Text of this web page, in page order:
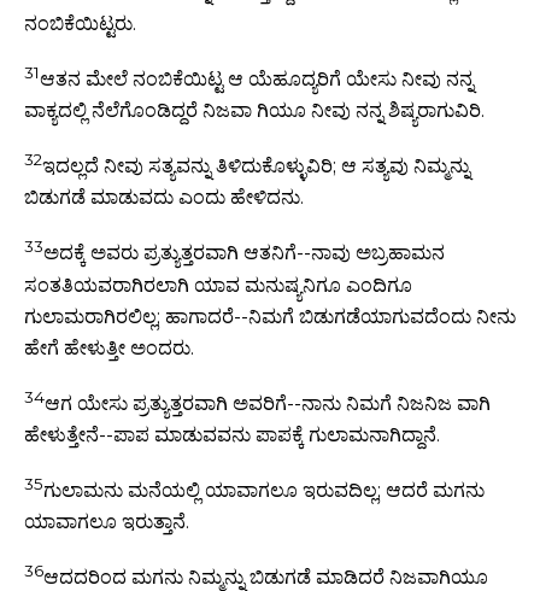
ನಂಬಿಕೆಯಿಟ್ಟರು.
31ಆತನ ಮೇಲೆ ನಂಬಿಕೆಯಿಟ್ಟ ಆ ಯೆಹೂದ್ಯರಿಗೆ ಯೇಸು ನೀವು ನನ್ನ
ವಾಕ್ಯದಲ್ಲಿ ನೆಲೆಗೊಂಡಿದ್ದರೆ ನಿಜವಾ ಗಿಯೂ ನೀವು ನನ್ನ ಶಿಷ್ಯರಾಗುವಿರಿ.
32ಇದಲ್ಲದೆ ನೀವು ಸತ್ಯವನ್ನು ತಿಳಿದುಕೊಳ್ಳುವಿರಿ; ಆ ಸತ್ಯವು ನಿಮ್ಮನ್ನು
ಬಿಡುಗಡೆ ಮಾಡುವದು ಎಂದು ಹೇಳಿದನು.
33ಅದಕ್ಕೆ ಅವರು ಪ್ರತ್ಯುತ್ತರವಾಗಿ ಆತನಿಗೆ--ನಾವು ಅಬ್ರಹಾಮನ
ಸಂತತಿಯವರಾಗಿರಲಾಗಿ ಯಾವ ಮನುಷ್ಯನಿಗೂ ಎಂದಿಗೂ
ಗುಲಾಮರಾಗಿರಲಿಲ್ಲ; ಹಾಗಾದರೆ--ನಿಮಗೆ ಬಿಡುಗಡೆಯಾಗುವದೆಂದು ನೀನು
ಹೇಗೆ ಹೇಳುತ್ತೀ ಅಂದರು.
34ಆಗ ಯೇಸು ಪ್ರತ್ಯುತ್ತರವಾಗಿ ಅವರಿಗೆ--ನಾನು ನಿಮಗೆ ನಿಜನಿಜ ವಾಗಿ
ಹೇಳುತ್ತೇನೆ--ಪಾಪ ಮಾಡುವವನು ಪಾಪಕ್ಕೆ ಗುಲಾಮನಾಗಿದ್ದಾನೆ.
35ಗುಲಾಮನು ಮನೆಯಲ್ಲಿ ಯಾವಾಗಲೂ ಇರುವದಿಲ್ಲ; ಆದರೆ ಮಗನು
ಯಾವಾಗಲೂ ಇರುತ್ತಾನೆ.
36ಆದದರಿಂದ ಮಗನು ನಿಮ್ಮನ್ನು ಬಿಡುಗಡೆ ಮಾಡಿದರೆ ನಿಜವಾಗಿಯೂ